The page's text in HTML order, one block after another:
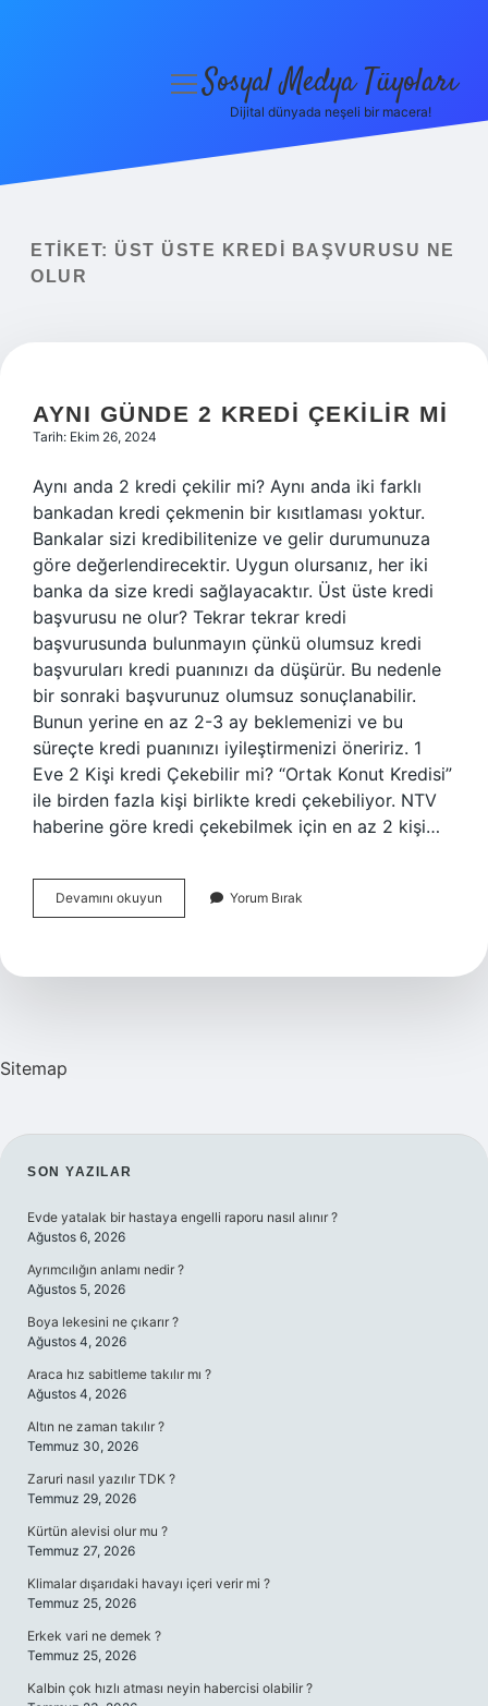
Yasal Uyarı
menüyüSosyal Medya Tüyoları
Dijital dünyada neşeli bir macera!
ETIKET: ÜST ÜSTE KREDI BAŞVURUSU NE
OLUR
AYNI GÜNDE 2 KREDI ÇEKILIR MI
Tarih: Ekim 26, 2024
Aynı anda 2 kredi çekilir mi? Aynı anda iki farklı
bankadan kredi çekmenin bir kısıtlaması yoktur.
Bankalar sizi kredibilitenize ve gelir durumunuza
göre değerlendirecektir. Uygun olursanız, her iki
banka da size kredi sağlayacaktır. Üst üste kredi
başvurusu ne olur? Tekrar tekrar kredi
başvurusunda bulunmayın çünkü olumsuz kredi
başvuruları kredi puanınızı da düşürür. Bu nedenle
bir sonraki başvurunuz olumsuz sonuçlanabilir.
Bunun yerine en az 2-3 ay beklemenizi ve bu
süreçte kredi puanınızı iyileştirmenizi öneririz. 1
Eve 2 Kişi kredi Çekebilir mi? “Ortak Konut Kredisi”
ile birden fazla kişi birlikte kredi çekebiliyor. NTV
haberine göre kredi çekebilmek için en az 2 kişi…
Devamını okuyun
Günde
Çekilir
Yorum Bırak
Sitemap
SIDEBAR
SON YAZILAR
Evde yatalak bir hastaya engelli raporu nasıl alınır ?
Ağustos 6, 2026
Ayrımcılığın anlamı nedir ?
Ağustos 5, 2026
Boya lekesini ne çıkarır ?
Ağustos 4, 2026
Araca hız sabitleme takılır mı ?
Ağustos 4, 2026
Altın ne zaman takılır ?
Temmuz 30, 2026
Zaruri nasıl yazılır TDK ?
Temmuz 29, 2026
Kürtün alevisi olur mu ?
Temmuz 27, 2026
Klimalar dışarıdaki havayı içeri verir mi ?
Temmuz 25, 2026
Erkek vari ne demek ?
Temmuz 25, 2026
Kalbin çok hızlı atması neyin habercisi olabilir ?